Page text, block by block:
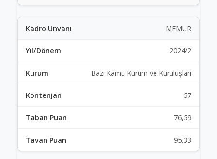
MEMUR
2024/2
Bazı Kamu Kurum ve Kuruluşları
57
76,59
95,33